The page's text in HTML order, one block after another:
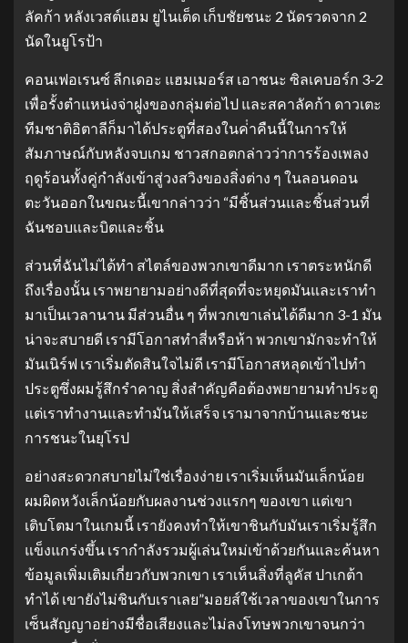
ลัคก้า หลังเวสต์แฮม ยูไนเต็ด เก็บชัยชนะ 2 นัดรวดจาก 2
นัดในยูโรป้า
คอนเฟอเรนซ์ ลีกเดอะ แฮมเมอร์ส เอาชนะ ซิลเคบอร์ก 3-2
เพื่อรั้งตําแหน่งจ่าฝูงของกลุ่มต่อไป และสคาลัคก้า ดาวเตะ
ทีมชาติอิตาลีก็มาได้ประตูที่สองในค่ําคืนนี้ในการให้
สัมภาษณ์กับหลังจบเกม ชาวสกอตกล่าวว่าการร้องเพลง
ฤดูร้อนทั้งคู่กําลังเข้าสู่วงสวิงของสิ่งต่าง ๆ ในลอนดอน
ตะวันออกในขณะนี้เขากล่าวว่า “มีชิ้นส่วนและชิ้นส่วนที่
ฉันชอบและบิตและชิ้น
ส่วนที่ฉันไม่ได้ทํา สไตล์ของพวกเขาดีมาก เราตระหนักดี
ถึงเรื่องนั้น เราพยายามอย่างดีที่สุดที่จะหยุดมันและเราทํา
มาเป็นเวลานาน มีส่วนอื่น ๆ ที่พวกเขาเล่นได้ดีมาก 3-1 มัน
น่าจะสบายดี เรามีโอกาสทําสี่หรือห้า พวกเขามักจะทําให้
มันเนิร์ฟ เราเริ่มตัดสินใจไม่ดี เรามีโอกาสหลุดเข้าไปทํา
ประตูซึ่งผมรู้สึกรําคาญ สิ่งสําคัญคือต้องพยายามทําประตู
แต่เราทํางานและทํามันให้เสร็จ เรามาจากบ้านและชนะ
การชนะในยุโรป
อย่างสะดวกสบายไม่ใช่เรื่องง่าย เราเริ่มเห็นมันเล็กน้อย
ผมผิดหวังเล็กน้อยกับผลงานช่วงแรกๆ ของเขา แต่เขา
เติบโตมาในเกมนี้ เรายังคงทําให้เขาชินกับมันเราเริ่มรู้สึก
แข็งแกร่งขึ้น เรากําลังรวมผู้เล่นใหม่เข้าด้วยกันและค้นหา
ข้อมูลเพิ่มเติมเกี่ยวกับพวกเขา เราเห็นสิ่งที่ลูคัส ปาเกต้า
ทําได้ เขายังไม่ชินกับเราเลย”มอยส์ใช้เวลาของเขาในการ
เซ็นสัญญาอย่างมีชื่อเสียงและไม่ลงโทษพวกเขาจนกว่า